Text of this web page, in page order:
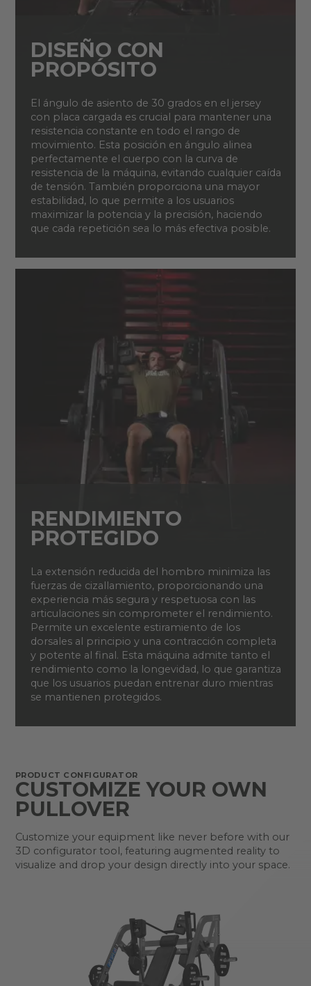
DISEÑO CON
PROPÓSITO
El ángulo de asiento de 30 grados en el jersey
con placa cargada es crucial para mantener una
resistencia constante en todo el rango de
movimiento. Esta posición en ángulo alinea
perfectamente el cuerpo con la curva de
resistencia de la máquina, evitando cualquier caída
de tensión. También proporciona una mayor
estabilidad, lo que permite a los usuarios
maximizar la potencia y la precisión, haciendo
que cada repetición sea lo más efectiva posible.
RENDIMIENTO
PROTEGIDO
La extensión reducida del hombro minimiza las
fuerzas de cizallamiento, proporcionando una
experiencia más segura y respetuosa con las
articulaciones sin comprometer el rendimiento.
Permite un excelente estiramiento de los
dorsales al principio y una contracción completa
y potente al final. Esta máquina admite tanto el
rendimiento como la longevidad, lo que garantiza
que los usuarios puedan entrenar duro mientras
se mantienen protegidos.
PRODUCT CONFIGURATOR
CUSTOMIZE YOUR OWN
PULLOVER
Customize your equipment like never before with our
3D configurator tool, featuring augmented reality to
visualize and drop your design directly into your space.